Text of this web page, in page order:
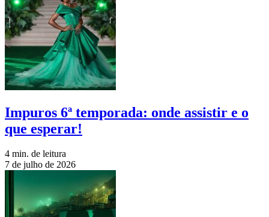
Impuros 6ª temporada: onde assistir e o
que esperar!
4 min. de leitura
7 de julho de 2026